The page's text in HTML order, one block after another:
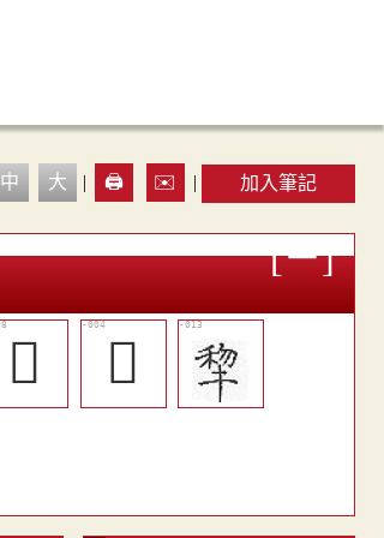
中 大 | 🖨️ ✉️ | 加入筆記
󳤦
𥝫